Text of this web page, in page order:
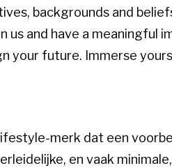
backgrounds and
us and have a meaningful
your future. Immerse
merk dat een
en vaak